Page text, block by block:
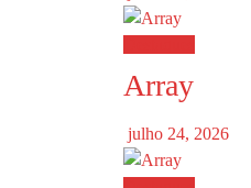
Array
julho 24, 2026